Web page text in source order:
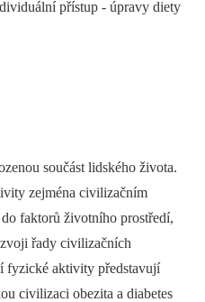
přístup -⁠ úpravy diety
součást lidského života.
zejména civilizačním
faktorů životního prostředí,
řady civilizačních
fyzické aktivity představují
civilizaci obezita a diabetes